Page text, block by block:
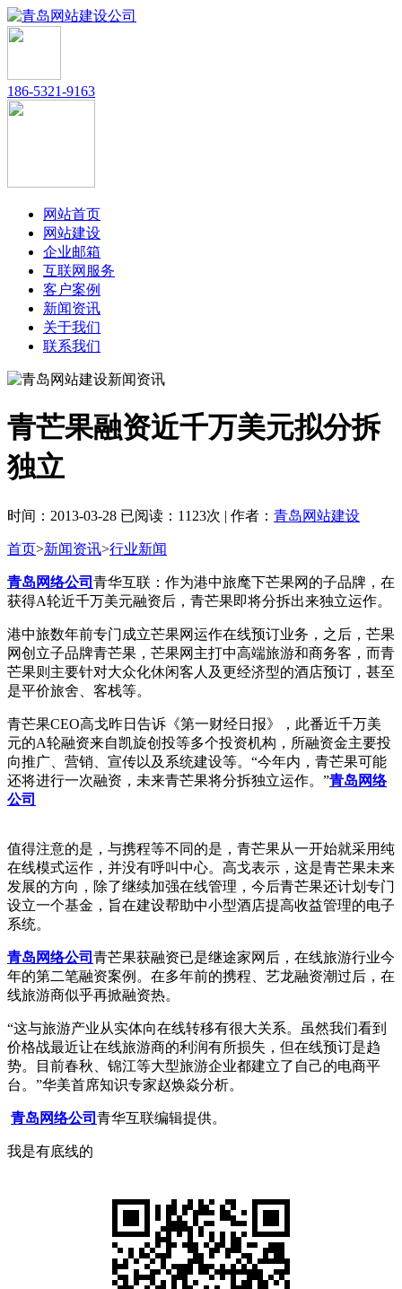
186-5321-9163
网站首页
网站建设
企业邮箱
互联网服务
客户案例
新闻资讯
关于我们
联系我们
青芒果融资近千万美元拟分拆
独立
时间：2013-03-28 已阅读：1123次 | 作者： 青岛网站建设
首页>新闻资讯>行业新闻
青岛网络公司 青华互联：作为港中旅麾下芒果网的子品牌，在
获得A轮近千万美元融资后，青芒果即将分拆出来独立运作。
港中旅数年前专门成立芒果网运作在线预订业务，之后，芒果
网创立子品牌青芒果，芒果网主打中高端旅游和商务客，而青
芒果则主要针对大众化休闲客人及更经济型的酒店预订，甚至
是平价旅舍、客栈等。
青芒果CEO高戈昨日告诉《第一财经日报》，此番近千万美
元的A轮融资来自凯旋创投等多个投资机构，所融资金主要投
向推广、营销、宣传以及系统建设等。“今年内，青芒果可能
还将进行一次融资，未来青芒果将分拆独立运作。”青岛网络
公司
值得注意的是，与携程等不同的是，青芒果从一开始就采用纯
在线模式运作，并没有呼叫中心。高戈表示，这是青芒果未来
发展的方向，除了继续加强在线管理，今后青芒果还计划专门
设立一个基金，旨在建设帮助中小型酒店提高收益管理的电子
系统。
青岛网络公司 青芒果获融资已是继途家网后，在线旅游行业今
年的第二笔融资案例。在多年前的携程、艺龙融资潮过后，在
线旅游商似乎再掀融资热。
“这与旅游产业从实体向在线转移有很大关系。虽然我们看到
价格战最近让在线旅游商的利润有所损失，但在线预订是趋
势。目前春秋、锦江等大型旅游企业都建立了自己的电商平
台。”华美首席知识专家赵焕焱分析。
青岛网络公司 青华互联编辑提供。
我是有底线的